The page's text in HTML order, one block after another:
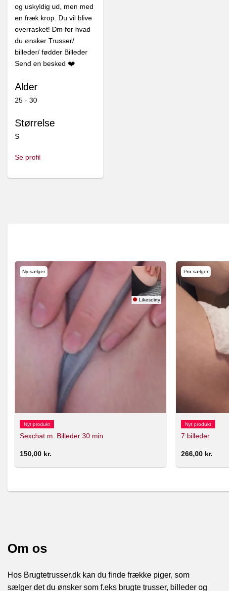
og uskyldig ud, men med
en fræk krop. Du vil blive
overrasket! Dm for hvad
du ønsker Trusser/
billeder/ fødder Billeder
Send en besked ❤️
Alder
25 - 30
Størrelse
S
Se profil
Ny sælger
Likesdirty
Nyt produkt
Sexchat m. Billeder 30 min
150,00 kr.
Pro sælger
Nyt produkt
7 billeder
266,00 kr.
Om os
Hos Brugtetrusser.dk kan du finde frække piger, som
sælger det du ønsker som f.eks brugte trusser, billeder og